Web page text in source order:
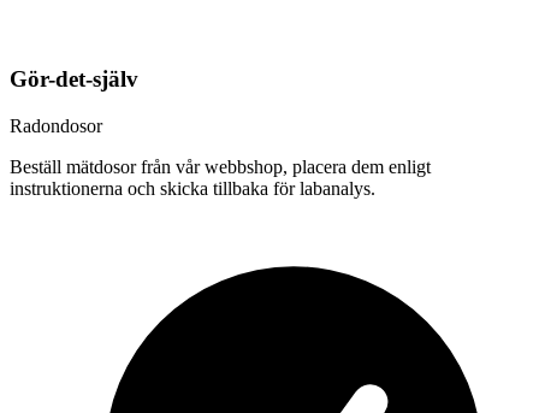
Gör-det-själv
Radondosor
Beställ mätdosor från vår webbshop, placera dem enligt
instruktionerna och skicka tillbaka för labanalys.